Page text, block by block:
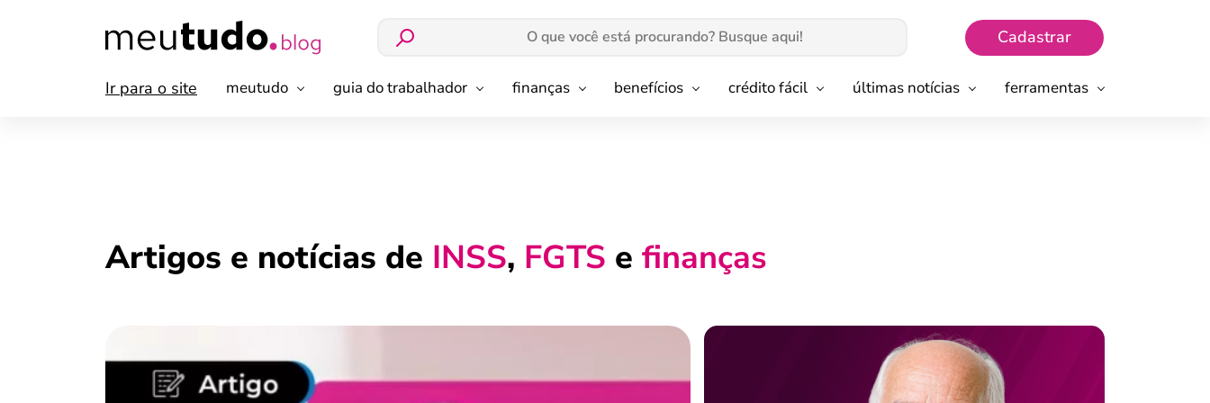
Cadastrar
Ir para o site meutudo guia do trabalhador finanças benefícios crédito fácil últimas notícias ferramentas
Artigos e notícias de INSS, FGTS e finanças